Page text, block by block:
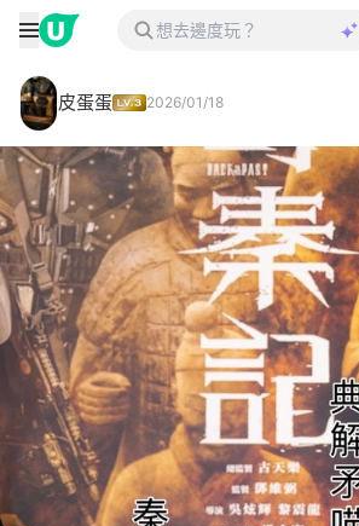
皮蛋蛋 2026/01/18